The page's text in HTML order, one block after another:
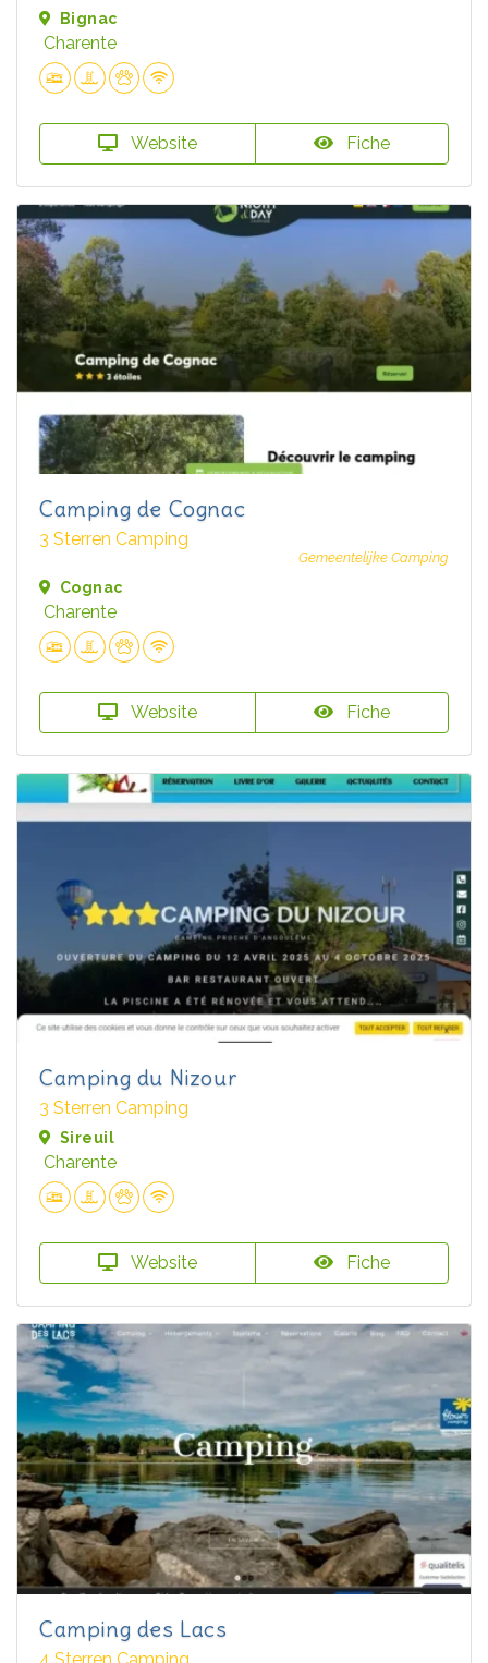
Bignac
Charente
Website Fiche
Camping de Cognac
3 Sterren Camping
Gemeentelijke Camping
Cognac
Charente
Website Fiche
Camping du Nizour
3 Sterren Camping
Sireuil
Charente
Website Fiche
Camping des Lacs